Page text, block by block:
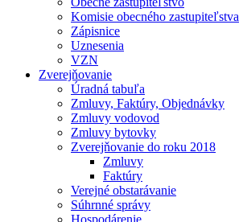
Komisie obecného zastupiteľstva
Zápisnice
Uznesenia
VZN
Zverejňovanie
Úradná tabuľa
Zmluvy, Faktúry, Objednávky
Zmluvy vodovod
Zmluvy bytovky
Zverejňovanie do roku 2018
Zmluvy
Faktúry
Verejné obstarávanie
Súhrnné správy
Hospodárenie